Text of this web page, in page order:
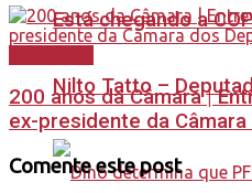
Está chegando a
Nilto Tatto –
200 anos da Câmara |
ex-presidente da
Comente este post